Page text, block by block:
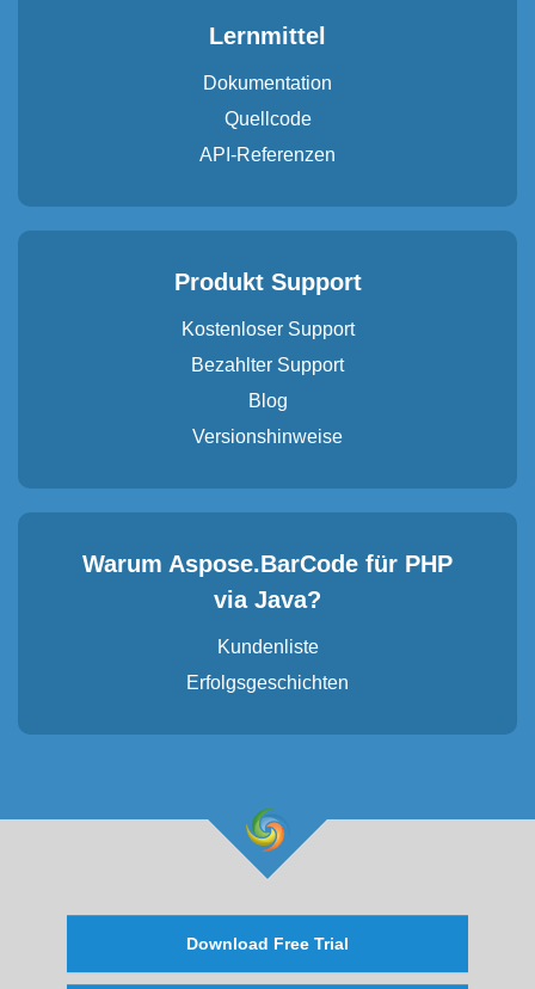
Lernmittel
Dokumentation
Quellcode
API-Referenzen
Produkt Support
Kostenloser Support
Bezahlter Support
Blog
Versionshinweise
Warum Aspose.BarCode für PHP
via Java?
Kundenliste
Erfolgsgeschichten
Download Free Trial